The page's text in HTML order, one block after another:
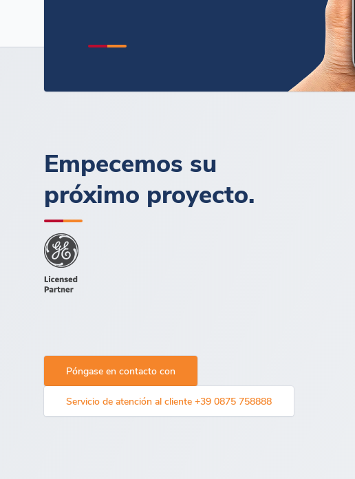
Empecemos su
próximo proyecto.
Póngase en contacto con
Servicio de atención al cliente +39 0875 758888